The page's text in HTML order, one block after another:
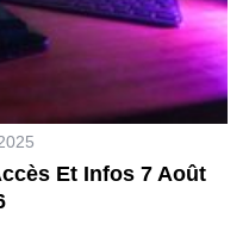
Et Infos 7 Août